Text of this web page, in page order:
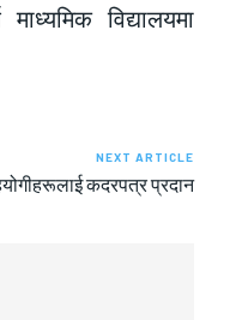
विद्यालयमा
NEXT ARTICLE
कदरपत्र प्रदान